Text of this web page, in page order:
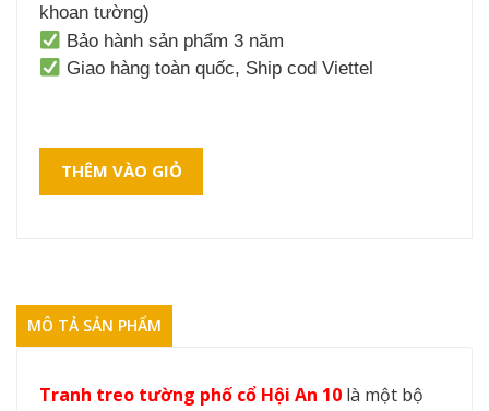
khoan tường)
Bảo hành sản phẩm 3 năm
Giao hàng toàn quốc, Ship cod Viettel
THÊM VÀO GIỎ
MÔ TẢ SẢN PHẨM
Tranh treo tường phố cổ Hội An 10 là một bộ